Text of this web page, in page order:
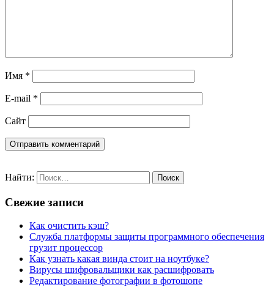
Имя *
E-mail *
Сайт
Найти:
Свежие записи
Как очистить кэш?
Служба платформы защиты программного обеспечения
грузит процессор
Как узнать какая винда стоит на ноутбуке?
Вирусы шифровальщики как расшифровать
Редактирование фотографии в фотошопе